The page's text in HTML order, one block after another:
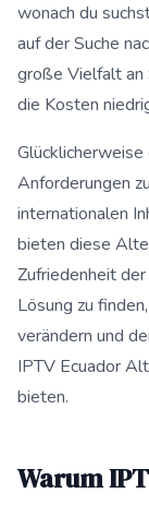
wonach du
auf der Suche
große Vielfalt an
die Kosten
Anforderungen
internationalen
bieten diese
Zufriedenheit
Lösung zu
verändern und
IPTV Ecuador
bieten.
Warum